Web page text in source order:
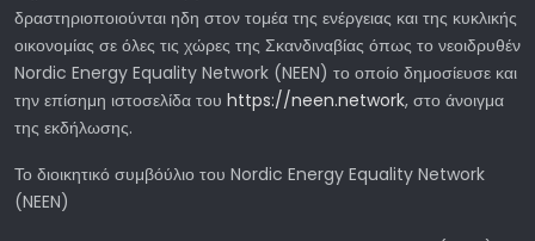
δραστηριοποιούνται ηδη στον τομέα της ενέργειας και της κυκλικής
οικονομίας σε όλες τις χώρες της Σκανδιναβίας όπως το νεοιδρυθέν
Nordic Energy Equality Network (NEEN) το οποίο δημοσίευσε και
την επίσημη ιστοσελίδα του https://neen.network, στο άνοιγμα
της εκδήλωσης.
Το διοικητικό συμβόύλιο του Nordic Energy Equality Network
(NEEN)